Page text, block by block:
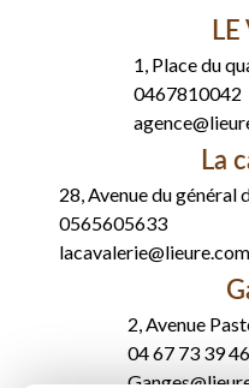
LE
1, Place du
0467810042
La
28, Avenue du général
0565605633
lacavalerie@lieure.com
2, Avenue
04 67 73 39 46